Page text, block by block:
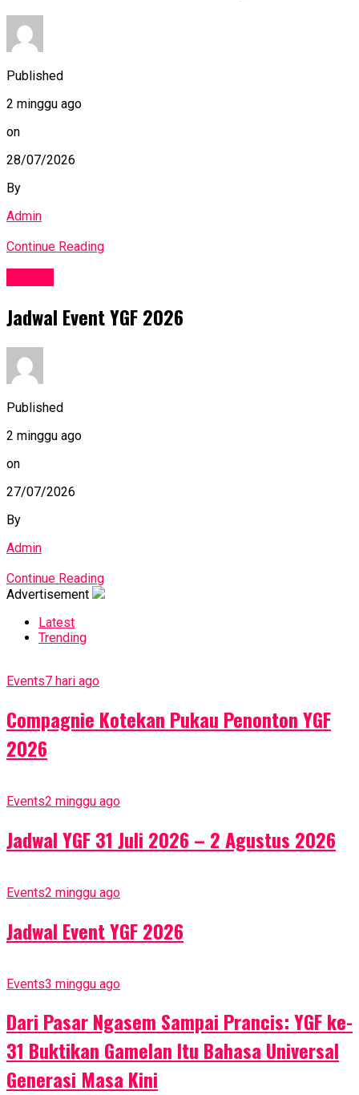
Published
2 minggu ago
on
28/07/2026
By
Admin
Continue Reading
Jadwal Event YGF 2026
Published
2 minggu ago
on
27/07/2026
By
Admin
Continue Reading
Advertisement
Latest
Trending
Events7 hari ago
Compagnie Kotekan Pukau Penonton YGF
2026
Events2 minggu ago
Jadwal YGF 31 Juli 2026 – 2 Agustus 2026
Events2 minggu ago
Jadwal Event YGF 2026
Events3 minggu ago
Dari Pasar Ngasem Sampai Prancis: YGF ke-
31 Buktikan Gamelan Itu Bahasa Universal
Generasi Masa Kini